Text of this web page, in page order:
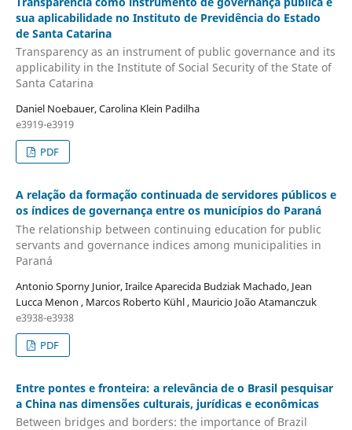
sua aplicabilidade no Instituto de Previdência do Estado
de Santa Catarina
Transparency as an instrument of public governance and its
applicability in the Institute of Social Security of the State of
Santa Catarina
Daniel Noebauer, Carolina Klein Padilha
e3919-e3919
PDF
A relação da formação continuada de servidores públicos e
os índices de governança entre os municípios do Paraná
The relationship between continuing education for public
servants and governance indices among municipalities in
Paraná
Antonio Sporny Junior, Irailce Aparecida Budziak Machado, Jean
Lucca Menon , Marcos Roberto Kühl , Mauricio João Atamanczuk
e3938-e3938
PDF
Entre pontes e fronteira: a relevância de o Brasil pesquisar
a China nas dimensões culturais, jurídicas e econômicas
Between bridges and borders: the importance of Brazil